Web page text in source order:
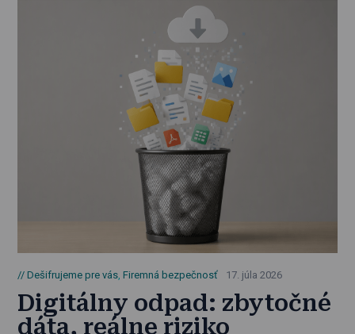
Dešifrujeme pre vás ,Firemná bezpečnosť 17. júla 2026
Digitálny odpad: zbytočné
dáta, reálne riziko